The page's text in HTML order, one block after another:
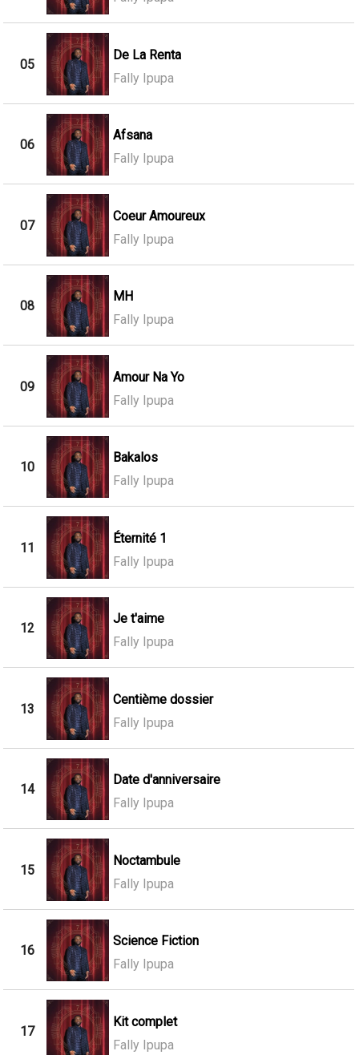
05
De La Renta
Fally Ipupa
06
Afsana
Fally Ipupa
07
Coeur Amoureux
Fally Ipupa
08
MH
Fally Ipupa
09
Amour Na Yo
Fally Ipupa
10
Bakalos
Fally Ipupa
11
Éternité 1
Fally Ipupa
12
Je t'aime
Fally Ipupa
13
Centième dossier
Fally Ipupa
14
Date d'anniversaire
Fally Ipupa
15
Noctambule
Fally Ipupa
16
Science Fiction
Fally Ipupa
17
Kit complet
Fally Ipupa